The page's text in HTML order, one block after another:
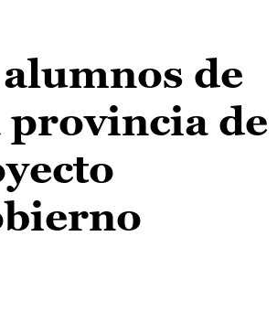
de
provincia de